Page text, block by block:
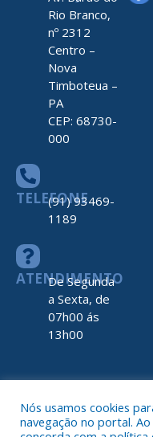
ENDEREÇO
Av. Barão do
Centro –
Nova
000
TELEFONE
ATENDIMENTO
De Segunda
Nós usamos cookies
navegação no portal.